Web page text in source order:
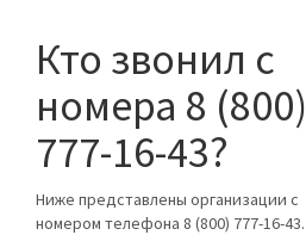
Кто звонил с
номера 8 (800)
777-16-43?
Ниже представлены организации с
номером телефона 8 (800) 777-16-43.